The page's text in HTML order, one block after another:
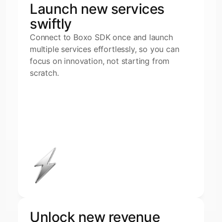
Launch new services
swiftly
Connect to Boxo SDK once and launch
multiple services effortlessly, so you can
focus on innovation, not starting from
scratch.
Unlock new revenue